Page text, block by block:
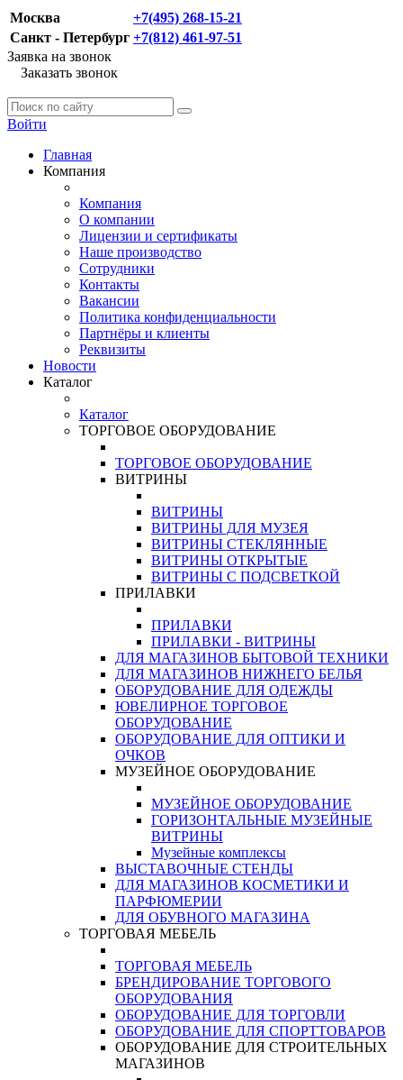
Москва
+7(495) 268-15-21
Санкт - Петербург +7(812) 461-97-51
Заявка на звонок
Заказать звонок
Войти
Главная
Компания
Компания
О компании
Лицензии и сертификаты
Наше производство
Сотрудники
Контакты
Вакансии
Политика конфиденциальности
Партнёры и клиенты
Реквизиты
Новости
Каталог
Каталог
ТОРГОВОЕ ОБОРУДОВАНИЕ
ТОРГОВОЕ ОБОРУДОВАНИЕ
ВИТРИНЫ
ВИТРИНЫ
ВИТРИНЫ ДЛЯ МУЗЕЯ
ВИТРИНЫ СТЕКЛЯННЫЕ
ВИТРИНЫ ОТКРЫТЫЕ
ВИТРИНЫ С ПОДСВЕТКОЙ
ПРИЛАВКИ
ПРИЛАВКИ
ПРИЛАВКИ - ВИТРИНЫ
ДЛЯ МАГАЗИНОВ БЫТОВОЙ ТЕХНИКИ
ДЛЯ МАГАЗИНОВ НИЖНЕГО БЕЛЬЯ
ОБОРУДОВАНИЕ ДЛЯ ОДЕЖДЫ
ЮВЕЛИРНОЕ ТОРГОВОЕ
ОБОРУДОВАНИЕ
ОБОРУДОВАНИЕ ДЛЯ ОПТИКИ И
ОЧКОВ
МУЗЕЙНОЕ ОБОРУДОВАНИЕ
МУЗЕЙНОЕ ОБОРУДОВАНИЕ
ГОРИЗОНТАЛЬНЫЕ МУЗЕЙНЫЕ
ВИТРИНЫ
Музейные комплексы
ВЫСТАВОЧНЫЕ СТЕНДЫ
ДЛЯ МАГАЗИНОВ КОСМЕТИКИ И
ПАРФЮМЕРИИ
ДЛЯ ОБУВНОГО МАГАЗИНА
ТОРГОВАЯ МЕБЕЛЬ
ТОРГОВАЯ МЕБЕЛЬ
БРЕНДИРОВАНИЕ ТОРГОВОГО
ОБОРУДОВАНИЯ
ОБОРУДОВАНИЕ ДЛЯ ТОРГОВЛИ
ОБОРУДОВАНИЕ ДЛЯ СПОРТТОВАРОВ
ОБОРУДОВАНИЕ ДЛЯ СТРОИТЕЛЬНЫХ
МАГАЗИНОВ